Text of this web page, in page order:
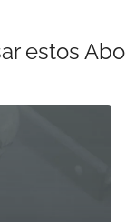
estos